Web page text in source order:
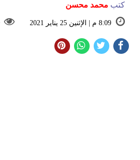
كتب محمد محسن
8:09 م | الإثنين 25 يناير 2021